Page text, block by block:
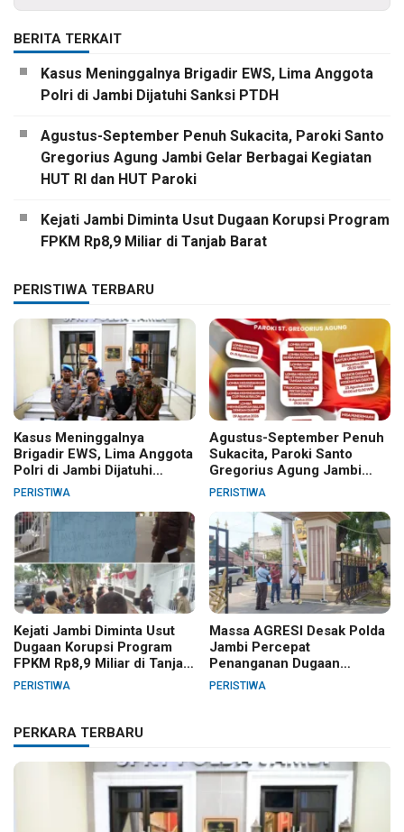
BERITA TERKAIT
Kasus Meninggalnya Brigadir EWS, Lima Anggota
Polri di Jambi Dijatuhi Sanksi PTDH
Agustus-September Penuh Sukacita, Paroki Santo
Gregorius Agung Jambi Gelar Berbagai Kegiatan
HUT RI dan HUT Paroki
Kejati Jambi Diminta Usut Dugaan Korupsi Program
FPKM Rp8,9 Miliar di Tanjab Barat
PERISTIWA TERBARU
Kasus Meninggalnya
Brigadir EWS, Lima Anggota
Polri di Jambi Dijatuhi
Sanksi PTDH
PERISTIWA
Agustus-September Penuh
Sukacita, Paroki Santo
Gregorius Agung Jambi
Gelar Berbagai Kegiatan
PERISTIWA
Kejati Jambi Diminta Usut
Dugaan Korupsi Program
FPKM Rp8,9 Miliar di Tanjab
Barat
PERISTIWA
Massa AGRESI Desak Polda
Jambi Percepat
Penanganan Dugaan
Pelanggaran Hak Cipta Buku
PERISTIWA
PERKARA TERBARU